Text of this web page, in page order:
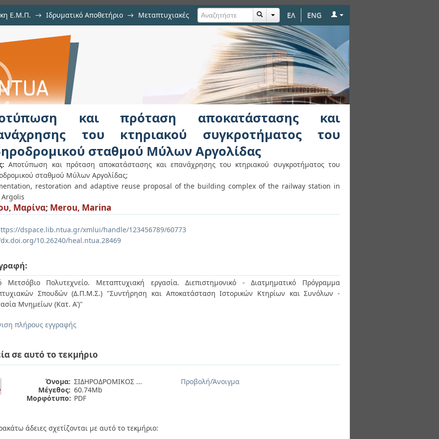
ΕΛ ENG
Ε.Μ.Π. → Ιδρυματικό Αποθετήριο → Μεταπτυχιακές
αποκατάστασης και επανάχρησης του κτηριακού
σταθμού Μύλων Αργολίδας
και πρόταση αποκατάστασης και
του κτηριακού συγκροτήματος του
σταθμού Μύλων Αργολίδας
Αποτύπωση και πρόταση αποκατάστασης και επανάχρησης του κτηριακού συγκροτήματος του
σταθμού Μύλων Αργολίδας;
restoration and adaptive reuse proposal of the building complex of the railway station in
Μαρίνα; Merou, Marina
dspace.lib.ntua.gr/xmlui/handle/123456789/60773
10.26240/heal.ntua.28469
Μετσόβιο Πολυτεχνείο. Μεταπτυχιακή εργασία. Διεπιστημονικό - Διατμηματικό Πρόγραμμα
Σπουδών (Δ.Π.Μ.Σ.) "Συντήρηση και Αποκατάσταση Ιστορικών Κτηρίων και Συνόλων -
Μνημείων (Κατ. Α')"
πλήρους εγγραφής
σε αυτό το τεκμήριο
Όνομα: ΣΙΔΗΡΟΔΡΟΜΙΚΟΣ ...
Μέγεθος: 60.74Mb
Μορφότυπο: PDF
Προβολή/Άνοιγμα
άδειες σχετίζονται με αυτό το τεκμήριο: